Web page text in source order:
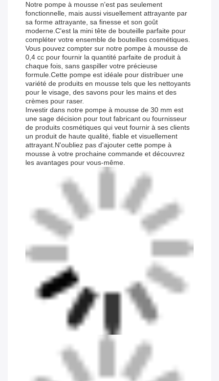
Notre pompe à mousse n'est pas seulement
fonctionnelle, mais aussi visuellement attrayante par
sa forme attrayante, sa finesse et son goût
moderne.C'est la mini tête de bouteille parfaite pour
compléter votre ensemble de bouteilles cosmétiques.
Vous pouvez compter sur notre pompe à mousse de
0,4 cc pour fournir la quantité parfaite de produit à
chaque fois, sans gaspiller votre précieuse
formule.Cette pompe est idéale pour distribuer une
variété de produits en mousse tels que les nettoyants
pour le visage, des savons pour les mains et des
crèmes pour raser.
Investir dans notre pompe à mousse de 30 mm est
une sage décision pour tout fabricant ou fournisseur
de produits cosmétiques qui veut fournir à ses clients
un produit de haute qualité, fiable et visuellement
attrayant.N'oubliez pas d'ajouter cette pompe à
mousse à votre prochaine commande et découvrez
les avantages pour vous-même.